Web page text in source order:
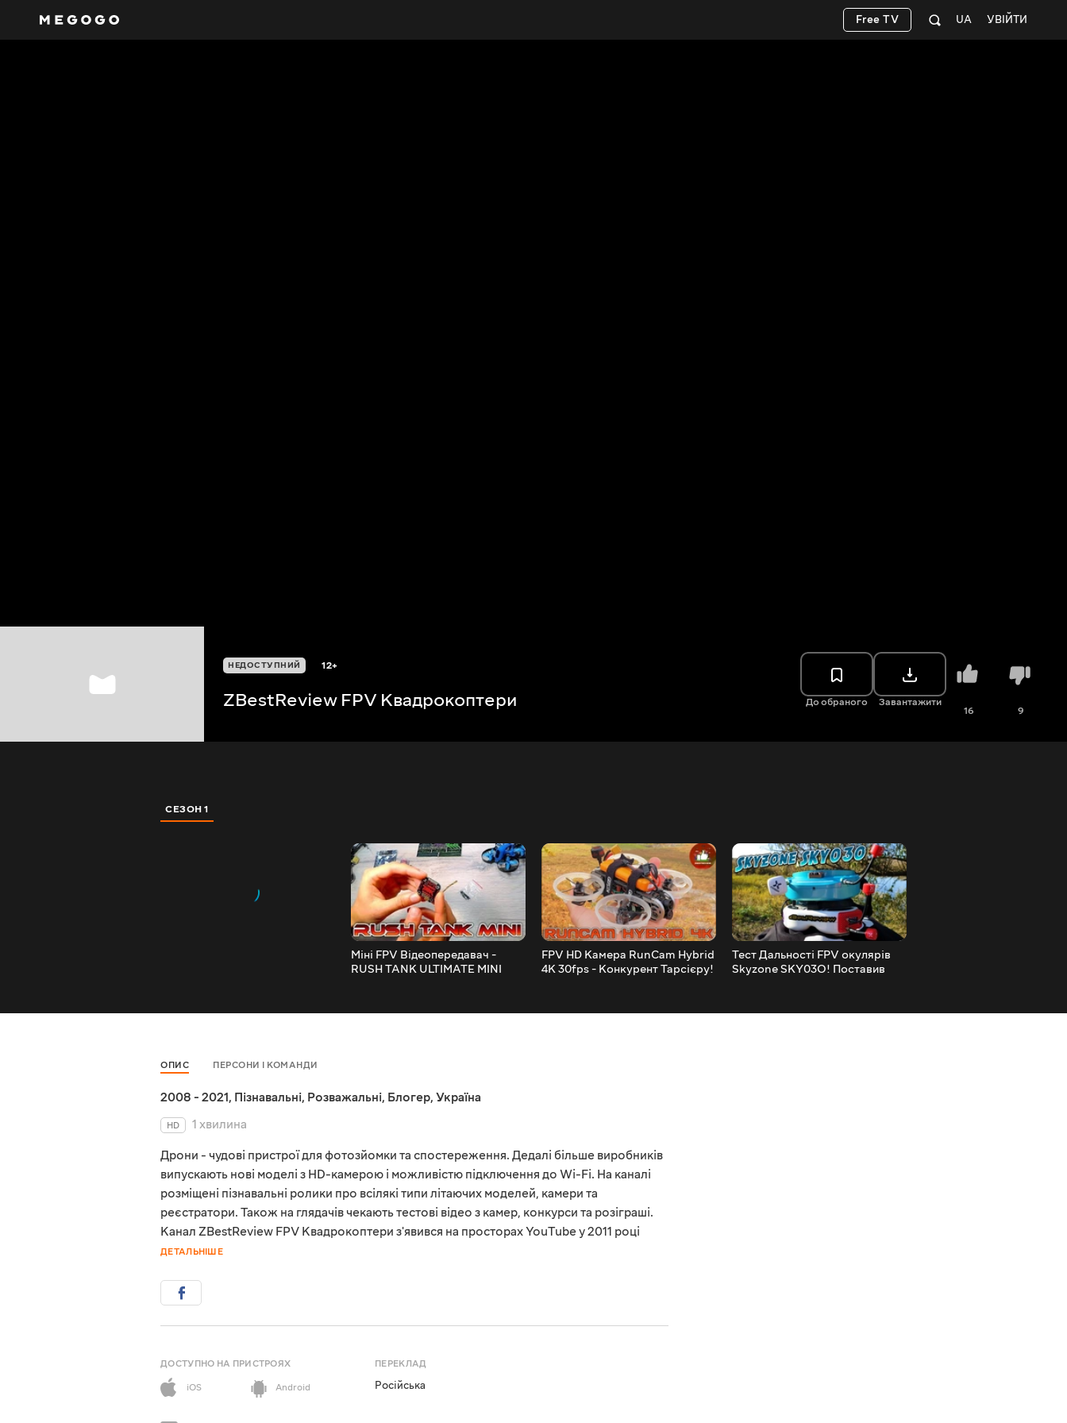
УВІЙТИ
UA
Free TV
НЕДОСТУПНИЙ 12+
ZBestReview FPV Квадрокоптери До обраного Завантажити
16 9
СЕЗОН 1
Міні FPV Відеопередавач -
RUSH TANK ULTIMATE MINI
FPV HD Камера RunCam Hybrid
4K 30fps - Конкурент Тарсієру!
Тест Дальності FPV окулярів
Skyzone SKY03O! Поставив
ОПИС ПЕРСОНИ І КОМАНДИ
2008 - 2021, Пізнавальні, Розважальні, Блогер, Україна
HD
1 хвилина
Дрони - чудові пристрої для фотозйомки та спостереження. Дедалі більше виробників
випускають нові моделі з HD-камерою і можливістю підключення до Wi-Fi. На каналі
розміщені пізнавальні ролики про всілякі типи літаючих моделей, камери та
реєстратори. Також на глядачів чекають тестові відео з камер, конкурси та розіграші.
Канал ZBestReview FPV Квадрокоптери з'явився на просторах YouTube у 2011 році
ДЕТАЛЬНІШЕ
ДОСТУПНО НА ПРИСТРОЯХ
iOS
Android
ПЕРЕКЛАД
Російська